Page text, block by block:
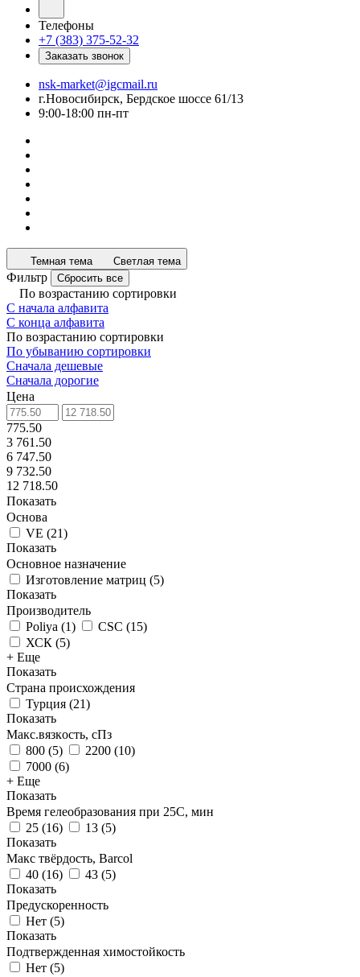
Телефоны
+7 (383) 375-52-32
Заказать звонок
nsk-market@igcmail.ru
г.Новосибирск, Бердское шоссе 61/13
9:00-18:00 пн-пт
Темная тема Светлая тема
Фильтр Сбросить все
По возрастанию сортировки
С начала алфавита
С конца алфавита
По возрастанию сортировки
По убыванию сортировки
Сначала дешевые
Сначала дорогие
Цена
775.50
3 761.50
6 747.50
9 732.50
12 718.50
Показать
Основа
VE (21)
Показать
Основное назначение
Изготовление матриц (5)
Показать
Производитель
Poliya (1) CSC (15)
ХСК (5)
+ Еще
Показать
Страна происхождения
Турция (21)
Показать
Макс.вязкoсть, сПз
800 (5) 2200 (10)
7000 (6)
+ Еще
Показать
Время гелеобразования при 25С, мин
25 (16) 13 (5)
Показать
Макс твёрдость, Barcol
40 (16) 43 (5)
Показать
Предускоренность
Нет (5)
Показать
Подтвержденная химостойкость
Нет (5)